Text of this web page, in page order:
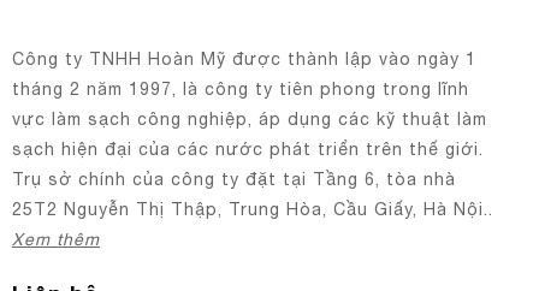
Công ty TNHH Hoàn Mỹ được thành lập vào ngày 1
tháng 2 năm 1997, là công ty tiên phong trong lĩnh
vực làm sạch công nghiệp, áp dụng các kỹ thuật làm
sạch hiện đại của các nước phát triển trên thế giới.
Trụ sở chính của công ty đặt tại Tầng 6, tòa nhà
25T2 Nguyễn Thị Thập, Trung Hòa, Cầu Giấy, Hà Nội..
Xem thêm